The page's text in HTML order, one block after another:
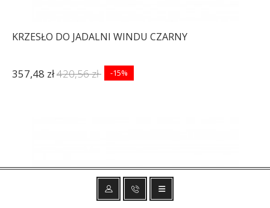
KRZESŁO DO JADALNI WINDU CZARNY
357,48 zł420,56 zł -15%